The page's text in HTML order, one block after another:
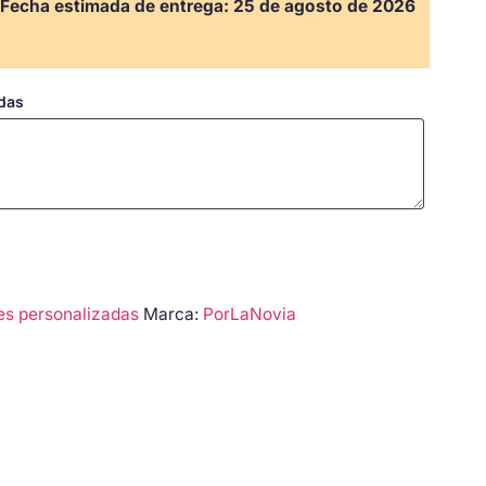
Fecha estimada de entrega: 25 de agosto de 2026
personalizadas Marca: PorLaNovia